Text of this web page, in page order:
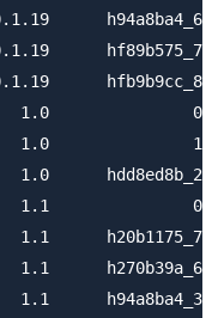
h94a8ba4_6
hf89b575_7
hfb9b9cc_8
0
1
hdd8ed8b_2
0
h20b1175_7
h270b39a_6
h94a8ba4_3